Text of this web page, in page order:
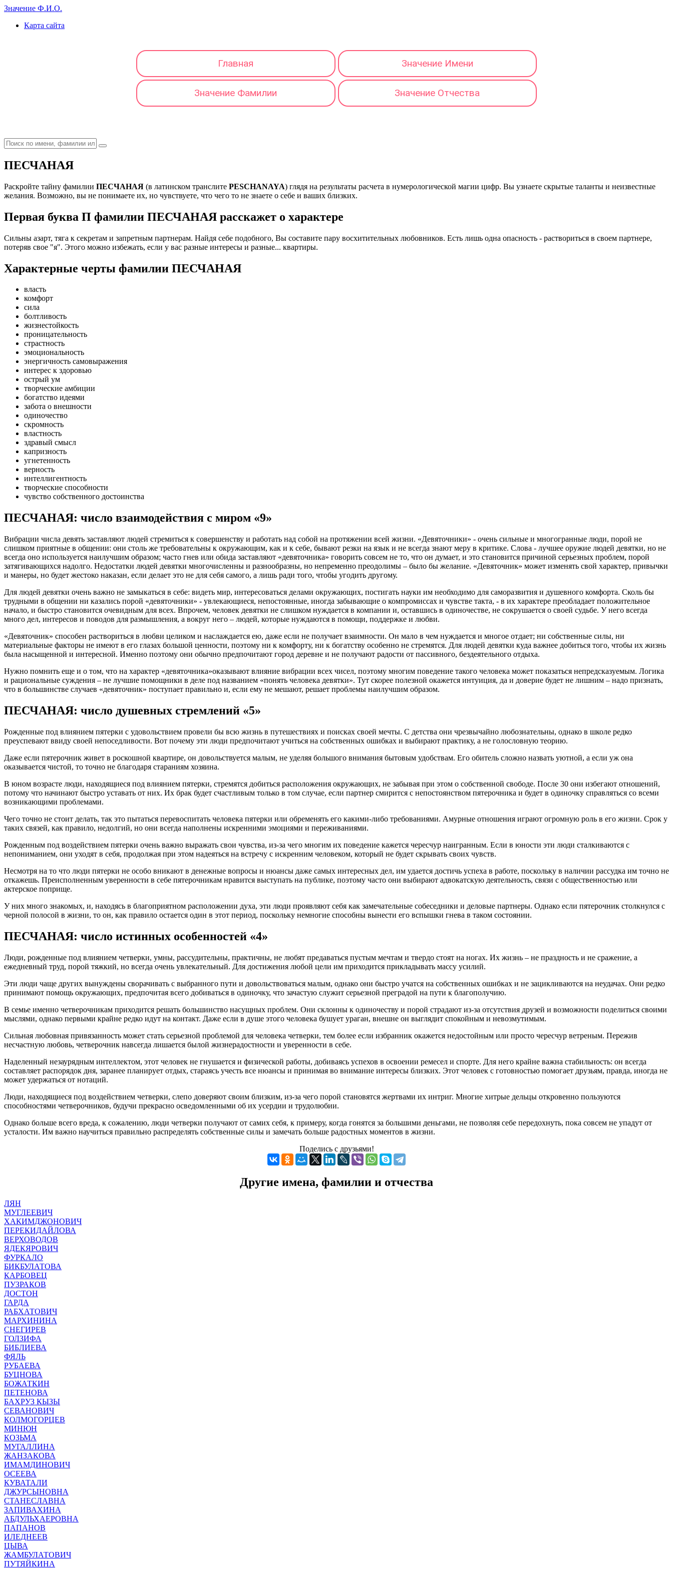
Значение Ф.И.О.
Карта сайта
Главная Значение Имени
Значение Фамилии Значение Отчества
ПЕСЧАНАЯ
Раскройте тайну фамилии ПЕСЧАНАЯ (в латинском транслите PESCHANAYA) глядя на результаты расчета в нумерологической магии цифр. Вы узнаете скрытые таланты и неизвестные
желания. Возможно, вы не понимаете их, но чувствуете, что чего то не знаете о себе и ваших близких.
Первая буква П фамилии ПЕСЧАНАЯ расскажет о характере
Сильны азарт, тяга к секретам и запретным партнерам. Найдя себе подобного, Вы составите пару восхитительных любовников. Есть лишь одна опасность - раствориться в своем партнере,
потеряв свое "я". Этого можно избежать, если у вас разные интересы и разные... квартиры.
Характерные черты фамилии ПЕСЧАНАЯ
власть
комфорт
сила
болтливость
жизнестойкость
проницательность
страстность
эмоциональность
энергичность самовыражения
интерес к здоровью
острый ум
творческие амбиции
богатство идеями
забота о внешности
одиночество
скромность
властность
здравый смысл
капризность
угнетенность
верность
интеллигентность
творческие способности
чувство собственного достоинства
ПЕСЧАНАЯ: число взаимодействия с миром «9»
Вибрации числа девять заставляют людей стремиться к совершенству и работать над собой на протяжении всей жизни. «Девяточники» - очень сильные и многогранные люди, порой не
слишком приятные в общении: они столь же требовательны к окружающим, как и к себе, бывают резки на язык и не всегда знают меру в критике. Слова - лучшее оружие людей девятки, но не
всегда оно используется наилучшим образом; часто гнев или обида заставляют «девяточника» говорить совсем не то, что он думает, и это становится причиной серьезных проблем, порой
затягивающихся надолго. Недостатки людей девятки многочисленны и разнообразны, но непременно преодолимы – было бы желание. «Девяточник» может изменять свой характер, привычки
и манеры, но будет жестоко наказан, если делает это не для себя самого, а лишь ради того, чтобы угодить другому.
Для людей девятки очень важно не замыкаться в себе: видеть мир, интересоваться делами окружающих, постигать науки им необходимо для саморазвития и душевного комфорта. Сколь бы
трудными в общении ни казались порой «девяточники» - увлекающиеся, непостоянные, иногда забывающие о компромиссах и чувстве такта, - в их характере преобладает положительное
начало, и быстро становится очевидным для всех. Впрочем, человек девятки не слишком нуждается в компании и, оставшись в одиночестве, не сокрушается о своей судьбе. У него всегда
много дел, интересов и поводов для размышления, а вокруг него – людей, которые нуждаются в помощи, поддержке и любви.
«Девяточник» способен раствориться в любви целиком и наслаждается ею, даже если не получает взаимности. Он мало в чем нуждается и многое отдает; ни собственные силы, ни
материальные факторы не имеют в его глазах большой ценности, поэтому ни к комфорту, ни к богатству особенно не стремятся. Для людей девятки куда важнее добиться того, чтобы их жизнь
была насыщенной и интересной. Именно поэтому они обычно предпочитают город деревне и не получают радости от пассивного, бездеятельного отдыха.
Нужно помнить еще и о том, что на характер «девяточника»оказывают влияние вибрации всех чисел, поэтому многим поведение такого человека может показаться непредсказуемым. Логика
и рациональные суждения – не лучшие помощники в деле под названием «понять человека девятки». Тут скорее полезной окажется интуиция, да и доверие будет не лишним – надо признать,
что в большинстве случаев «девяточник» поступает правильно и, если ему не мешают, решает проблемы наилучшим образом.
ПЕСЧАНАЯ: число душевных стремлений «5»
Рожденные под влиянием пятерки с удовольствием провели бы всю жизнь в путешествиях и поисках своей мечты. С детства они чрезвычайно любознательны, однако в школе редко
преуспевают ввиду своей непоседливости. Вот почему эти люди предпочитают учиться на собственных ошибках и выбирают практику, а не голословную теорию.
Даже если пятерочник живет в роскошной квартире, он довольствуется малым, не уделяя большого внимания бытовым удобствам. Его обитель сложно назвать уютной, а если уж она
оказывается чистой, то точно не благодаря стараниям хозяина.
В юном возрасте люди, находящиеся под влиянием пятерки, стремятся добиться расположения окружающих, не забывая при этом о собственной свободе. После 30 они избегают отношений,
потому что начинают быстро уставать от них. Их брак будет счастливым только в том случае, если партнер смирится с непостоянством пятерочника и будет в одиночку справляться со всеми
возникающими проблемами.
Чего точно не стоит делать, так это пытаться перевоспитать человека пятерки или обременять его какими-либо требованиями. Амурные отношения играют огромную роль в его жизни. Срок у
таких связей, как правило, недолгий, но они всегда наполнены искренними эмоциями и переживаниями.
Рожденным под воздействием пятерки очень важно выражать свои чувства, из-за чего многим их поведение кажется чересчур наигранным. Если в юности эти люди сталкиваются с
непониманием, они уходят в себя, продолжая при этом надеяться на встречу с искренним человеком, который не будет скрывать своих чувств.
Несмотря на то что люди пятерки не особо вникают в денежные вопросы и нюансы даже самых интересных дел, им удается достичь успеха в работе, поскольку в наличии рассудка им точно не
откажешь. Преисполненным уверенности в себе пятерочникам нравится выступать на публике, поэтому часто они выбирают адвокатскую деятельность, связи с общественностью или
актерское поприще.
У них много знакомых, и, находясь в благоприятном расположении духа, эти люди проявляют себя как замечательные собеседники и деловые партнеры. Однако если пятерочник столкнулся с
черной полосой в жизни, то он, как правило остается один в этот период, поскольку немногие способны вынести его вспышки гнева в таком состоянии.
ПЕСЧАНАЯ: число истинных особенностей «4»
Люди, рожденные под влиянием четверки, умны, рассудительны, практичны, не любят предаваться пустым мечтам и твердо стоят на ногах. Их жизнь – не праздность и не сражение, а
ежедневный труд, порой тяжкий, но всегда очень увлекательный. Для достижения любой цели им приходится прикладывать массу усилий.
Эти люди чаще других вынуждены сворачивать с выбранного пути и довольствоваться малым, однако они быстро учатся на собственных ошибках и не зацикливаются на неудачах. Они редко
принимают помощь окружающих, предпочитая всего добиваться в одиночку, что зачастую служит серьезной преградой на пути к благополучию.
В семье именно четверочникам приходится решать большинство насущных проблем. Они склонны к одиночеству и порой страдают из-за отсутствия друзей и возможности поделиться своими
мыслями, однако первыми крайне редко идут на контакт. Даже если в душе этого человека бушует ураган, внешне он выглядит спокойным и невозмутимым.
Сильная любовная привязанность может стать серьезной проблемой для человека четверки, тем более если избранник окажется недостойным или просто чересчур ветреным. Пережив
несчастную любовь, четверочник навсегда лишается былой жизнерадостности и уверенности в себе.
Наделенный незаурядным интеллектом, этот человек не гнушается и физической работы, добиваясь успехов в освоении ремесел и спорте. Для него крайне важна стабильность: он всегда
составляет распорядок дня, заранее планирует отдых, стараясь учесть все нюансы и принимая во внимание интересы близких. Этот человек с готовностью помогает друзьям, правда, иногда не
может удержаться от нотаций.
Люди, находящиеся под воздействием четверки, слепо доверяют своим близким, из-за чего порой становятся жертвами их интриг. Многие хитрые дельцы откровенно пользуются
способностями четверочников, будучи прекрасно осведомленными об их усердии и трудолюбии.
Однако больше всего вреда, к сожалению, люди четверки получают от самих себя, к примеру, когда гонятся за большими деньгами, не позволяя себе передохнуть, пока совсем не упадут от
усталости. Им важно научиться правильно распределять собственные силы и замечать больше радостных моментов в жизни.
Поделись с друзьями!
Другие имена, фамилии и отчества
ЛЯН
МУГЛЕЕВИЧ
ХАКИМДЖОНОВИЧ
ПЕРЕКИДАЙЛОВА
ВЕРХОВОДОВ
ЯДЕКЯРОВИЧ
ФУРКАЛО
БИКБУЛАТОВА
КАРБОВЕЦ
ПУЗРАКОВ
ДОСТОН
ГАРДА
РАБХАТОВИЧ
МАРХИНИНА
СНЕГИРЕВ
ГОЛЗИФА
БИБЛИЕВА
ФЯЛЬ
РУБАЕВА
БУЦНОВА
БОЖАТКИН
ПЕТЕНОВА
БАХРУЗ КЫЗЫ
СЕВАНОВИЧ
КОЛМОГОРЦЕВ
МИНЮН
КОЗЬМА
МУГАЛЛИНА
ЖАНЗАКОВА
ИМАМДИНОВИЧ
ОСЕЕВА
КУВАТАЛИ
ДЖУРСЫНОВНА
СТАНЕСЛАВНА
ЗАПИВАХИНА
АБДУЛЬХАЕРОВНА
ПАПАНОВ
ИЛЕДНЕЕВ
ЦЫВА
ЖАМБУЛАТОВИЧ
ПУТЯЙКИНА